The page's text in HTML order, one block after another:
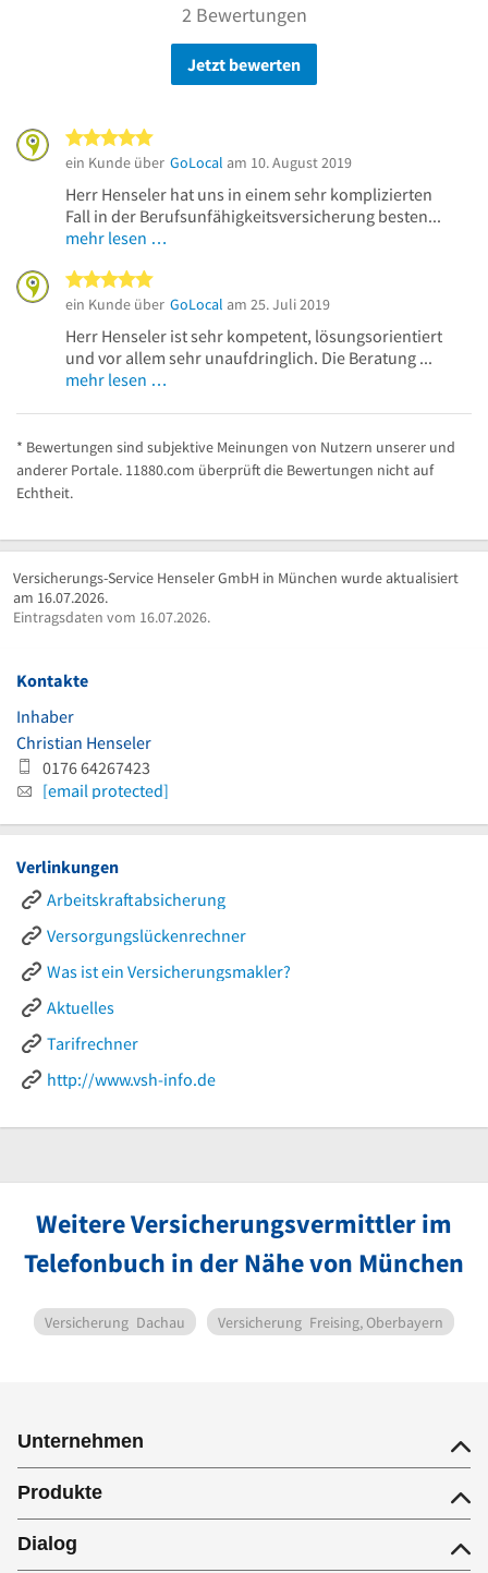
2 Bewertungen
Jetzt bewerten
ein Kunde über GoLocal am 10. August 2019
Herr Henseler hat uns in einem sehr komplizierten
Fall in der Berufsunfähigkeitsversicherung besten...
mehr lesen …
ein Kunde über GoLocal am 25. Juli 2019
Herr Henseler ist sehr kompetent, lösungsorientiert
und vor allem sehr unaufdringlich. Die Beratung ...
mehr lesen …
* Bewertungen sind subjektive Meinungen von Nutzern unserer und
anderer Portale. 11880.com überprüft die Bewertungen nicht auf
Echtheit.
Versicherungs-Service Henseler GmbH in München wurde aktualisiert
am 16.07.2026.
Eintragsdaten vom 16.07.2026.
Kontakte
Inhaber
Christian Henseler
0176 64267423
[email protected]
Verlinkungen
Arbeitskraftabsicherung
Versorgungslückenrechner
Was ist ein Versicherungsmakler?
Aktuelles
Tarifrechner
http://www.vsh-info.de
Weitere Versicherungsvermittler im
Telefonbuch in der Nähe von München
Versicherung Dachau Versicherung Freising, Oberbayern
Unternehmen
Produkte
Dialog